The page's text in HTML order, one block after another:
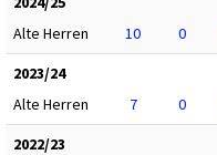
Alte Herren
10 0
2023/24
Alte Herren
7 0
2022/23